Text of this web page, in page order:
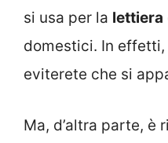
si usa per la lettiera
domestici. In
eviterete che si
Ma, d’altra parte, è